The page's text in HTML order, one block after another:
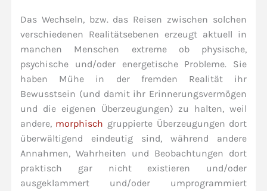
Das Wechseln, bzw. das Reisen zwischen solchen
verschiedenen Realitätsebenen erzeugt aktuell in
manchen Menschen extreme ob physische,
psychische und/oder energetische Probleme. Sie
haben Mühe in der fremden Realität ihr
Bewusstsein (und damit ihr Erinnerungsvermögen
und die eigenen Überzeugungen) zu halten, weil
andere, morphisch gruppierte Überzeugungen dort
überwältigend eindeutig sind, während andere
Annahmen, Wahrheiten und Beobachtungen dort
praktisch gar nicht existieren und/oder
ausgeklammert und/oder umprogrammiert